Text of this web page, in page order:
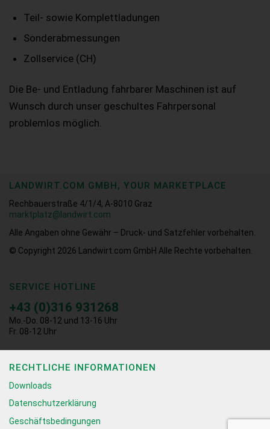
Teil- sowie Komplettladungen
Sonderabmessungen
Zollservice (CH)
Die Be- und Entladung fahrbarer Maschinen ist auf
Wunsch durch unser geschultes Fahrpersonal
problemlos möglich.
LANDWIRT.COM GMBH, YOUR MARKETPLACE
Rechbauerstraße 4/1/4, A-8010 Graz
marktplatz@landwirt.com
Alle Angaben ohne Gewähr – Druck- und Satzfehler vorbehalten.
© Copyright 2026
Landwirt.com GmbH Alle Rechte vorbehalten.
SERVICE HOTLINE
+43 (0)316 931268
Mo.-Do. 08-12 und 13-16 Uhr
Fr. 08-12 Uhr
RECHTLICHE INFORMATIONEN
Downloads
Datenschutzerklärung
Geschäftsbedingungen